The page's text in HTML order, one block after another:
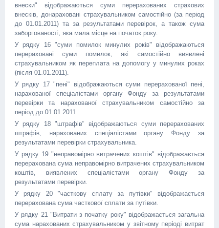
внески" відображаються суми перерахованих страхових
внесків, донараховані страхувальником самостійно (за період
до 01.01.2011) та за результатами перевірок, а також сума
заборгованості, яка мала місце на початок року.
У рядку 16 "суми помилок минулих років" відображаються
перераховані суми помилок, які самостійно виявлені
страхувальником як переплата на допомогу у минулих роках
(після 01.01.2011).
У рядку 17 "пені" відображаються суми перерахованої пені,
нарахованої спеціалістами органу Фонду за результатами
перевірки та нарахованої страхувальником самостійно за
період до 01.01.2011.
У рядку 18 "штрафів" відображаються суми перерахованих
штрафів, нарахованих спеціалістами органу Фонду за
результатами перевірки страхувальника.
У рядку 19 "неправомірно витрачених коштів" відображається
перерахована сума неправомірно витрачених страхувальником
коштів, виявлених спеціалістами органу Фонду за
результатами перевірки.
У рядку 20 "часткову сплату за путівки" відображається
перерахована сума часткової сплати за путівки.
У рядку 21 "Витрати з початку року" відображається загальна
сума нарахованих страхувальником у звітному періоді витрат